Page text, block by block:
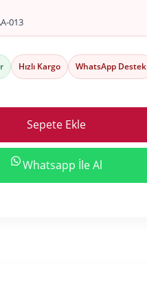
013
Hızlı Kargo WhatsApp Destek
Sepete Ekle
Whatsapp İle Al